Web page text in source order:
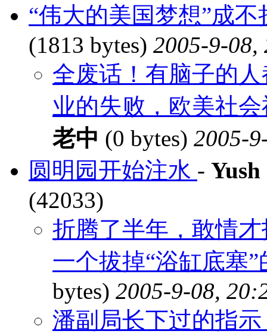
“伟大的美国梦想”成
(1813 bytes) 2005-9-08,
全废话！有脑子的
业的失败，欧美社
老中 (0 bytes) 2005-
圆明园开始注水 - Yush
(42033)
折腾了半年，敢情
一个拔掉“浴缸底塞
bytes) 2005-9-08,
潘副局长下过的指